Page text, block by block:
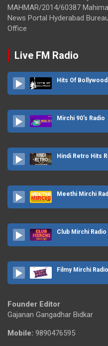
MAHMAR/2014/60387
News Portal Hyderabad
Office
Live FM Radio
Hits Of Bollywood
Mirchi 90's Radio
Hindi Retro Hits
Meethi Mirchi
Club Mirchi Radio
Filmy Mirchi Radio
Founder Editor
Gajanan Gangadhar Bidkar
Mobile: 9890476595